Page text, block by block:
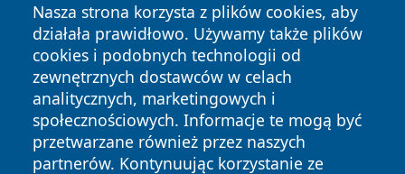
Nasza strona korzysta z plików cookies, aby
działała prawidłowo. Używamy także plików
cookies i podobnych technologii od
zewnętrznych dostawców w celach
analitycznych, marketingowych i
społecznościowych. Informacje te mogą być
przetwarzane również przez naszych
partnerów. Kontynuując korzystanie ze
Copyright © 2026 terazgniezno.pl Wszystkie prawa
zastrzeżone.